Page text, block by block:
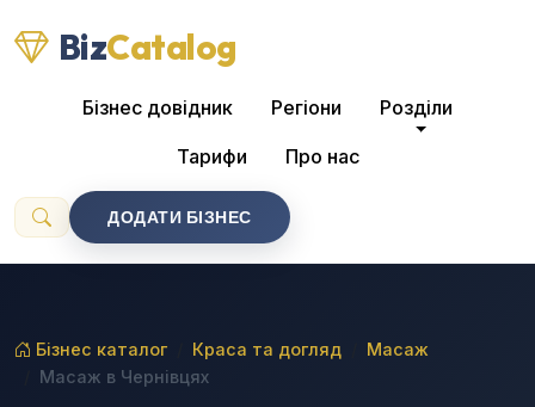
BizCatalog
Бізнес довідник Регіони Розділи
Тарифи Про нас
ДОДАТИ БІЗНЕС
Бізнес каталог Краса та догляд
Масаж
Масаж в Чернівцях